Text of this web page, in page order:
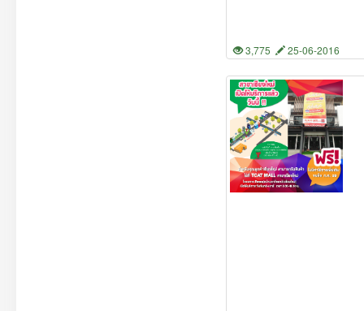
3,775 25-06-2016